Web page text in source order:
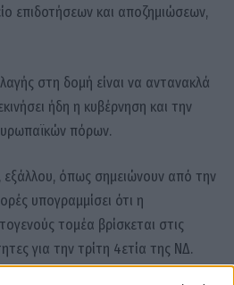
επιδοτήσεων και αποζημιώσεων,
στη δομή είναι να αντανακλά
ήδη η κυβέρνηση και την
πόρων.
όπως σημειώνουν από την
υπογραμμίσει ότι η
τομέα βρίσκεται στις
για την τρίτη 4ετία της ΝΔ.